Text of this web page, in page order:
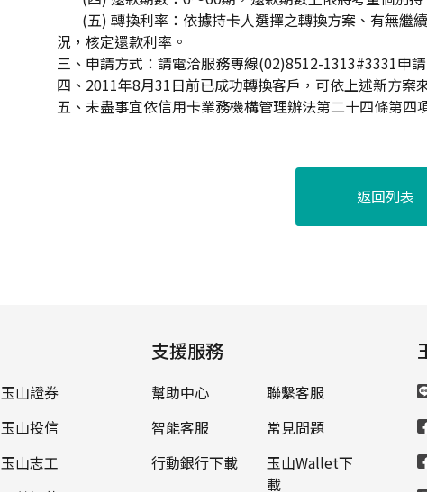
(五) 轉換利率：依據持卡人選擇之轉換方案、有無繼
況，核定還款利率。
三、申請方式：請電洽服務專線(02)8512-1313#3331申
四、2011年8月31日前已成功轉換客戶，可依上述新方案
五、未盡事宜依信用卡業務機構管理辦法第二十四條第四
返回列表
玉山證券
玉山投信
玉山志工
支援服務
幫助中心
聯繫客服
智能客服
常見問題
行動銀行下載
玉山Wallet下
載